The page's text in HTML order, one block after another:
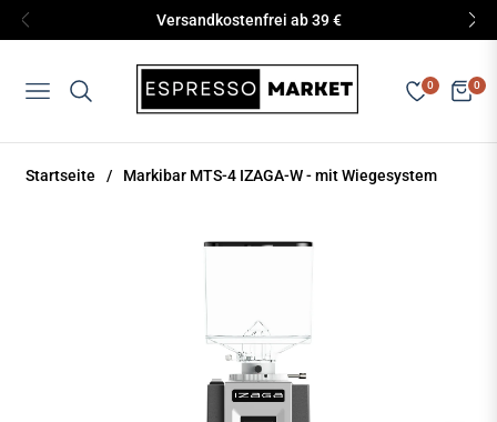
Versandkostenfrei ab 39 €
Navigation
0 0
Startseite / Markibar MTS-4 IZAGA-W - mit Wiegesystem